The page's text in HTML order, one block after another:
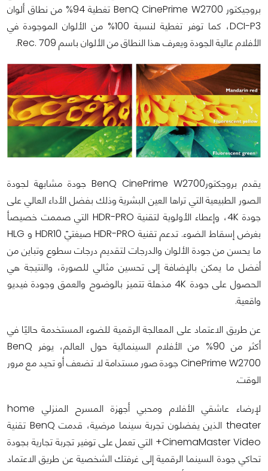
بروجيكتور BenQ CinePrime W2700 تغطية 94% من نطاق ألوان
DCI-P3، كما توفر تغطية لنسبة 100% من الألوان الموجودة في
الأفلام عالية الجودة ويعرف هذا النطاق من الألوان باسم Rec. 709.
يقدم بروجكتورBenQ CinePrime W2700 جودة مشابهة لجودة
الصور الطبيعية التي تراها العين البشرية وذلك بفضل الأداء العالي على
جودة 4K، وإعطاء الأولوية لتقنية HDR-PRO التي صممت خصيصأ
بغرض إسقاط الضوء. تدعم تقنية HDR-PRO صيغتيّ HDR10 و HLG
ما يحسن من جودة الألوان والدرجات لتقديم درجات سطوع وتباين من
أفضل ما يمكن بالإضافة إلى تحسين مثالي للصورة، والنتيجة هي
الحصول على جودة 4K مذهلة تتميز بالوضوح والعمق وجودة فيديو
واقعية.
عن طريق الاعتماد على المعالجة الرقمية للضوء المستخدمة حاليًا في
أكثر من 90% من الأفلام السينمائية حول العالم، يوفر BenQ
CinePrime W2700 جودة صور مستدامة لا تضعف أو تحيد مع مرور
الوقت.
لإرضاء عاشقي الأفلام ومحبي أجهزة المسرح المنزلي home
theater الذين يفضلون تجربة سينما مرضية، قدمت BenQ تقنية
CinemaMaster Video+ التي تعمل على توفير تجربة تجارية بجودة
تحاكي جودة السينما الرقمية إلى غرفتك الشخصية عن طريق الاعتماد